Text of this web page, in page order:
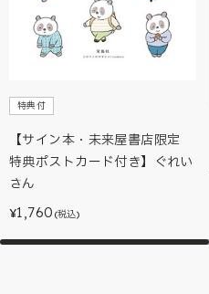
特典付
【サイン本・未来屋書店限定
特典ポストカード付き】ぐれい
さん
¥1,760 (税込)